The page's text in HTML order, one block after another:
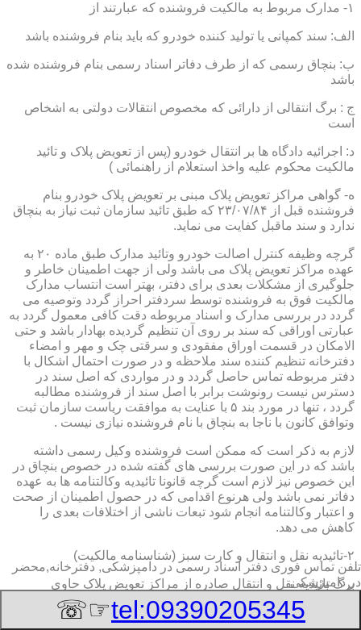
۱- مدارک مربوط به مالکیت فروشنده که عبارتند از
الف: سند کمپانی یا تولید کننده خودرو که باید بنام فروشنده باشد
ب: بنچاق رسمی که از طرف دفاتر اسناد رسمی بنام فروشنده شده
باشد
ج : برگ انتقالی از دارائی که مخصوص انتقالات دولتی به اشخاص
است
د: اجرائیه دادگاه ها بر انتقال خودرو (پس از تعویض پلاک و تائید
مالکیت محکوم علیه واخذ استعلام از راهنمائی )
ه- گواهی مراکز تعویض پلاک مبنی بر تعویض پلاک خودرو بنام
فروشنده قبل از ۲۳/۰۷/۸۴ که طبق تائید سازمان ثبت نیاز به بنچاق
ندارد و سند ماقبل کفایت می نماید.
گرچه وظیفه کنترل اصالت خودرو وتائید مدارک طبق ماده ۲۰ به
عهده مراکز تعویض پلاک می باشد ولی از جهت اطمینان خاطر و
جلوگیری از مشکلات بعدی برای دفتر، بهتر است انتساب مدارک
مالکیت فوق به فروشنده توسط سردفتر احراز گردد وتوصیه می
گردد در بررسی مدارک و اسناد مربوطه دقت کافی معمول گردد به
عبارتی اوراقی که سند بر روی آن تنظیم گردیده بهادار باشد و حتی
الامکان در قسمت اوراق مفقودی و سرقتی چک و مهر و امضاء
دفترخانه تنظیم کننده سند ملاحظه و در صورت احتمال اشکال با
دفتر مربوطه تماس حاصل گردد و در مواردی که اصل سند در
دسترس نیست رونوشت برابر با اصل سند از فروشنده مطالبه
گردد ، تنها در مورد بند ۵ با عنایت به موافقت ریاست سازمان ثبت
وتوافق کانون با ناجا به بنچاق با نام فروشنده نیازی نیست .
لازم به ذکر است که ممکن است فروشنده وکیل رسمی داشته
باشد که در این صورت بررسی های گفته شده در خصوص بنچاق در
این خصوص نیز لازم است گرچه قانونا تائیدیه وکالتنامه ها به عهده
دفاتر نمی باشد ولی هرنوع اقدامی که در حصول اطمینان از صحت
و اعتبار وکالتنامه انجام شود تبعات ناشی از اختلافات بعدی را
کاهش می دهد.
۲-تائیدیه نقل و انتقال و کارت سبز (شناسنامه مالکیت)
برگ تائیدیه نقل و انتقال صادره از مراکز تعویض پلاک حاوی
مشخصات کامل خودرو اعم از نوع ، سیستم ، مدل ، رنگ ، شماره
تلفن تماس فوری دفتر اسناد رسمی در دامپزشکی, دفترخانه,محضر
در دامپزشکی
tel:09390205345
☞☏